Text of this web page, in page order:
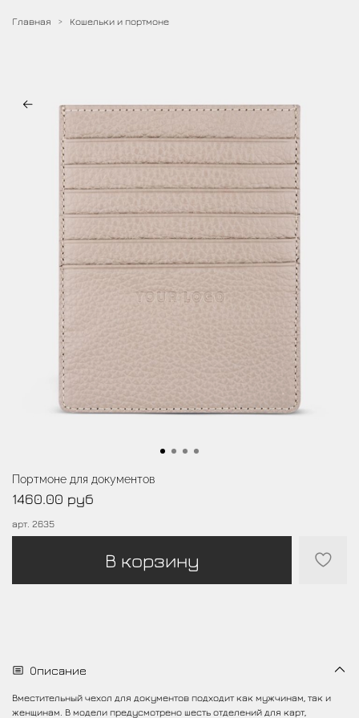
Главная Кошельки и портмоне
арт. 2635
Портмоне для документов
1460.00 руб
В корзину
Описание
Вместительный чехол для документов подходит как мужчинам, так и
женщинам. В модели предусмотрено шесть отделений для карт,